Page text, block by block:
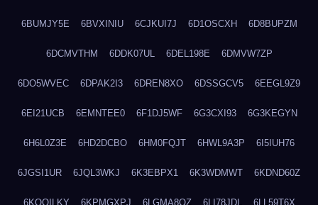
6BUMJY5E 6BVXINIU 6CJKUI7J 6D1OSCXH 6D8BUPZM
6DCMVTHM 6DDK07UL 6DEL198E 6DMVW7ZP
6DO5WVEC 6DPAK2I3 6DREN8XO 6DSSGCV5 6EEGL9Z9
6EI21UCB 6EMNTEE0 6F1DJ5WF 6G3CXI93 6G3KEGYN
6H6L0Z3E 6HD2DCBO 6HM0FQJT 6HWL9A3P 6I5IUH76
6JGSI1UR 6JQL3WKJ 6K3EBPX1 6K3WDMWT 6KDND60Z
6KOOILKY 6KPMGXPJ 6LGMA8OZ 6LI78JDL 6LL59T6X